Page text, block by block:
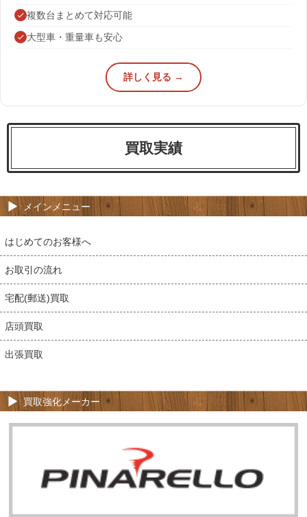
複数台まとめて対応可能
大型車・重量車も安心
詳しく見る →
買取実績
メインメニュー
はじめてのお客様へ
お取引の流れ
宅配(郵送)買取
店頭買取
出張買取
買取強化メーカー